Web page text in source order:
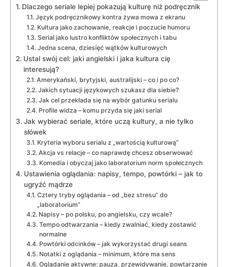
Dlaczego seriale lepiej pokazują kulturę niż podręcznik
Język podręcznikowy kontra żywa mowa z ekranu
Kultura jako zachowanie, reakcje i poczucie humoru
Serial jako lustro konfliktów społecznych i tabu
Jedna scena, dziesięć wątków kulturowych
Ustal swój cel: jaki angielski i jaka kultura cię
interesują?
Amerykański, brytyjski, australijski – co i po co?
Jakich sytuacji językowych szukasz dla siebie?
Jak cel przekłada się na wybór gatunku serialu
Profile widza – komu przyda się jaki serial
Jak wybierać seriale, które uczą kultury, a nie tylko
słówek
Kryteria wyboru serialu z „wartością kulturową”
Akcja vs relacje – co naprawdę chcesz obserwować
Komedia i obyczaj jako laboratorium norm społecznych
Ustawienia oglądania: napisy, tempo, powtórki – jak to
ugryźć mądrze
Cztery tryby oglądania – od „bez stresu” do
„laboratorium”
Napisy – po polsku, po angielsku, czy wcale?
Tempo odtwarzania – kiedy zwalniać, kiedy zostawić
normalne
Powtórki odcinków – jak wykorzystać drugi seans
Notatki z oglądania – minimum, które ma sens
Oglądanie aktywne: pauza, przewidywanie, powtarzanie